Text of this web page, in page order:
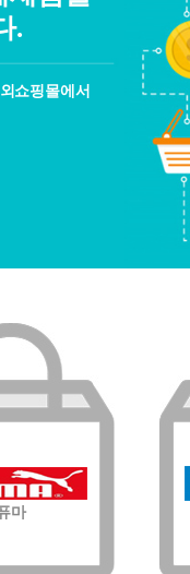
.
쇼핑몰에서
마